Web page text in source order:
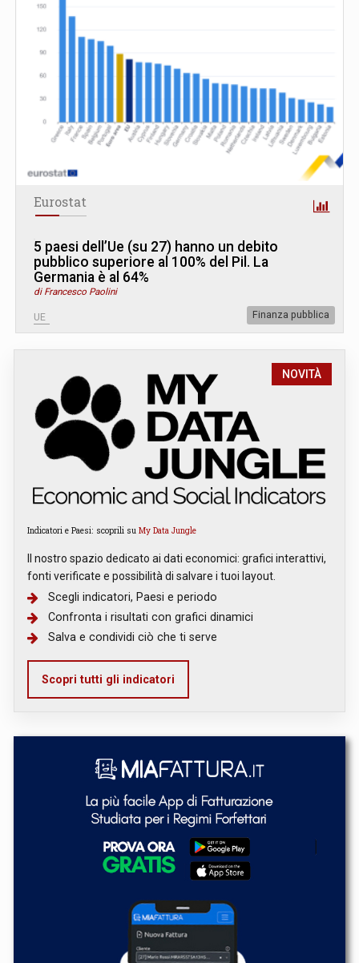
Eurostat
5 paesi dell’Ue (su 27) hanno un debito
pubblico superiore al 100% del Pil. La
Germania è al 64%
di Francesco Paolini
UE Finanza pubblica
NOVITÀ
Indicatori e Paesi: scoprili su My Data Jungle
Il nostro spazio dedicato ai dati economici: grafici interattivi,
fonti verificate e possibilità di salvare i tuoi layout.
Scegli indicatori, Paesi e periodo
Confronta i risultati con grafici dinamici
Salva e condividi ciò che ti serve
Scopri tutti gli indicatori